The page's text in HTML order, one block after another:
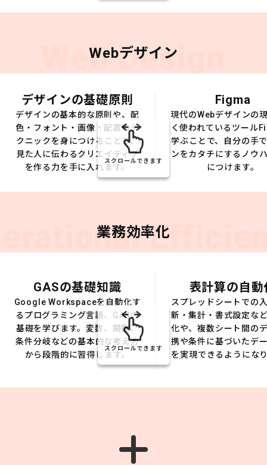
Web Design
Webデザイン
デザインの基礎原則
デザインの基本的な原則や、配
色・フォント・画像・配置のテ
クニックを身につけることで、
見た人に伝わるクリエイティブ
を作る力を手に入れます。
Figma
現代のWebデザインの
く使われているツール
学ぶことで、自分の手
ンをカタチにするノウ
につけます。
スクロールできます
業務効率化
GASの基礎知識
Google Workspaceを自動化す
るプログラミング言語、GASの
基礎を学びます。変数、関数、
条件分岐などの基本的な考え方
から段階的に習得します。
表計算の自動
スプレッドシートでの
新・集計・書式設定な
化や、複数シート間の
携や条件に基づいたデ
を実現できるようにな
スクロールできます